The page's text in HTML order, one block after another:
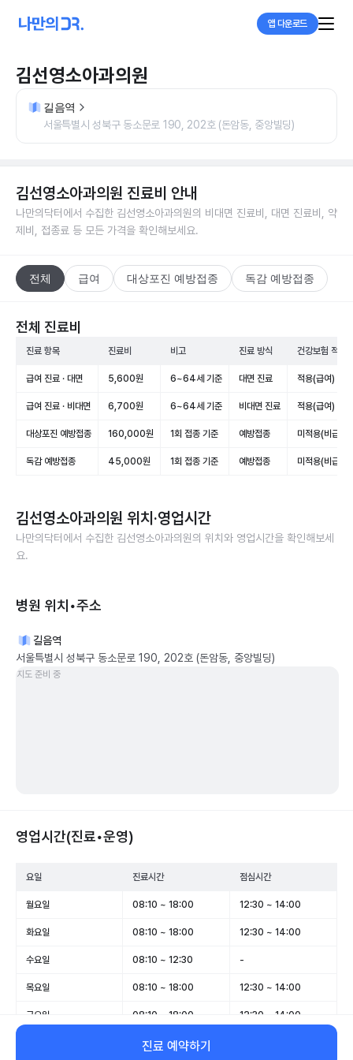
앱 다운로드
김선영소아과의원
길음역
서울특별시 성북구 동소문로 190, 202호 (돈암동, 중앙빌딩)
김선영소아과의원 진료비 안내
나만의닥터에서 수집한 김선영소아과의원의 비대면 진료비, 대면 진료비, 약
제비, 접종료 등 모든 가격을 확인해보세요.
전체 급여 대상포진 예방접종 독감 예방접종
전체 진료비
진료 항목 진료비 비고 진료 방식 건강보험 적용
급여 진료 · 대면 5,600원 6~64세 기준 대면 진료 적용(급여)
급여 진료 · 비대면 6,700원 6~64세 기준 비대면 진료 적용(급여)
대상포진 예방접종 160,000원 1회 접종 기준 예방접종 미적용(비급여)
독감 예방접종 45,000원 1회 접종 기준 예방접종 미적용(비급여)
김선영소아과의원 위치·영업시간
나만의닥터에서 수집한 김선영소아과의원의 위치와 영업시간을 확인해보세
요.
병원 위치•주소
길음역
서울특별시 성북구 동소문로 190, 202호 (돈암동, 중앙빌딩)
지도 준비 중
영업시간(진료•운영)
요일 진료시간 점심시간
월요일 08:10 ~ 18:00 12:30 ~ 14:00
화요일 08:10 ~ 18:00 12:30 ~ 14:00
수요일 08:10 ~ 12:30 -
목요일 08:10 ~ 18:00 12:30 ~ 14:00
금요일 08:10 ~ 18:00 12:30 ~ 14:00
08:10 ~ 13:00
진료 예약하기